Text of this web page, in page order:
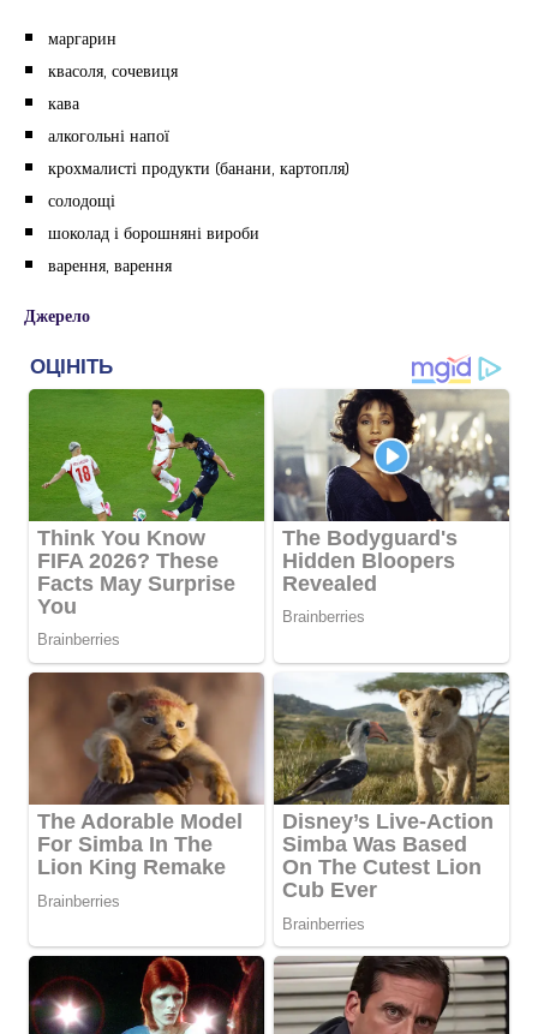
маргарин
квасоля, сочевиця
кава
алкогольні напої
крохмалисті продукти (банани, картопля)
солодощі
шоколад і борошняні вироби
варення, варення
Джерело